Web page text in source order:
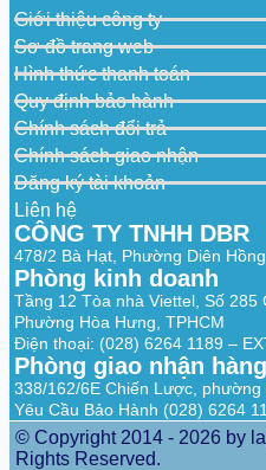
AI Video
Quality
Analytics by
Recorder
32
levels,
Scene Changing
Scene
Changing by
Recorder
Irregular Black Block
Irregular Black
Block Masking
by Recorder
1 channel
Audio and Video
Analog Camera
Input
32 BNC
HDCVI/
Giới thiệu công ty
Sơ đồ trang web
Hình thức thanh toán
Quy định bảo hành
Chính sách đổi trả
Chính sách giao nhận
Đăng ký tài khoản
Liên hệ
CÔNG TY TNHH DBR
478/2 Bà Hạt, Phường Diên
Phòng kinh doanh
Tầng 12 Tòa nhà Viettel, Số 285
Phường Hòa Hưng, TPHCM
Điện thoại: (028) 6264 1189 –
Phòng giao nhận hàng
338/162/6E Chiến Lược,
Yêu Cầu Bảo Hành (028) 6264
© Copyright 2014 - 2026 by
Rights Reserved.